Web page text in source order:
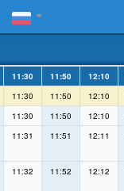
11:30 11:50 12:10
11:30 11:50 12:10
11:30 11:50 12:10
11:31 11:51 12:11
11:32 11:52 12:12